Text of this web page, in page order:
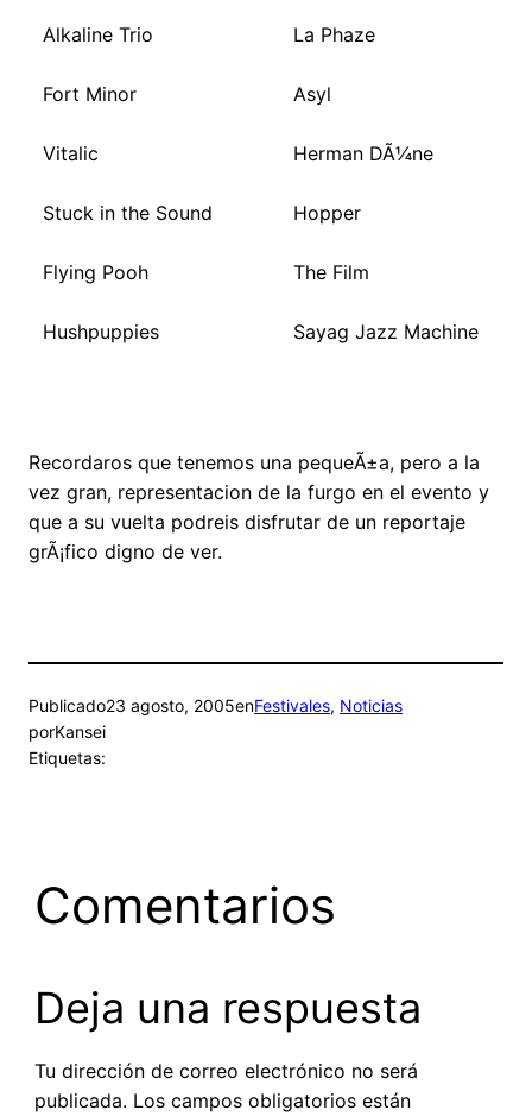
Alkaline Trio
Fort Minor
Vitalic
Stuck in the Sound
Flying Pooh
Hushpuppies
La Phaze
Asyl
Herman DÃ¼ne
Hopper
The Film
Sayag Jazz Machine
Recordaros que tenemos una pequeÃ±a, pero a la
vez gran, representacion de la furgo en el evento y
que a su vuelta podreis disfrutar de un reportaje
grÃ¡fico digno de ver.
Publicado23 agosto, 2005enFestivales, Noticias
porKansei
Etiquetas:
Comentarios
Deja una respuesta
Tu dirección de correo electrónico no será
publicada. Los campos obligatorios están